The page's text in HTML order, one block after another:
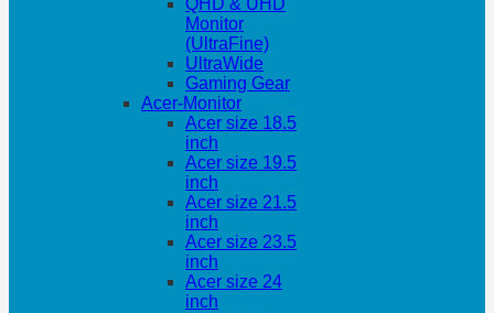
QHD & UHD
Monitor
(UltraFine)
UltraWide
Gaming Gear
Acer-Monitor
Acer size 18.5
inch
Acer size 19.5
inch
Acer size 21.5
inch
Acer size 23.5
inch
Acer size 24
inch